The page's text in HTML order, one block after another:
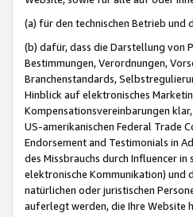
(a) für den technischen Betrieb
(b) dafür, dass die Darstellung von
Bestimmungen, Verordnungen,
Branchenstandards,
Hinblick auf elektronisches
Kompensationsvereinbarungen
US-amerikanischen Federal Trade
Endorsement and Testimonials in
des Missbrauchs durch Influencer
elektronische Kommunikation) und
natürlichen oder juristischen
auferlegt werden, die Ihre Website